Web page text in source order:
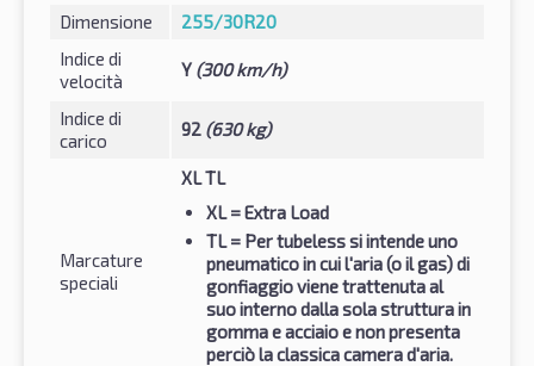
Dimensione
255/30R20
Indice di
velocità
Y (300 km/h)
Indice di
carico
92 (630 kg)
Marcature
speciali
XL TL
XL = Extra Load
TL = Per tubeless si intende uno
pneumatico in cui l'aria (o il gas) di
gonfiaggio viene trattenuta al
suo interno dalla sola struttura in
gomma e acciaio e non presenta
perciò la classica camera d'aria.